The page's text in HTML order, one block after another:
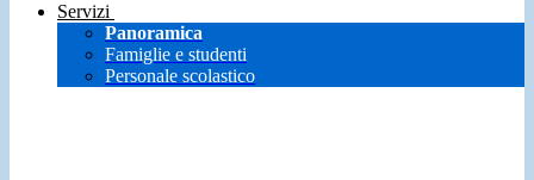
Servizi
Panoramica
Famiglie e studenti
Personale scolastico